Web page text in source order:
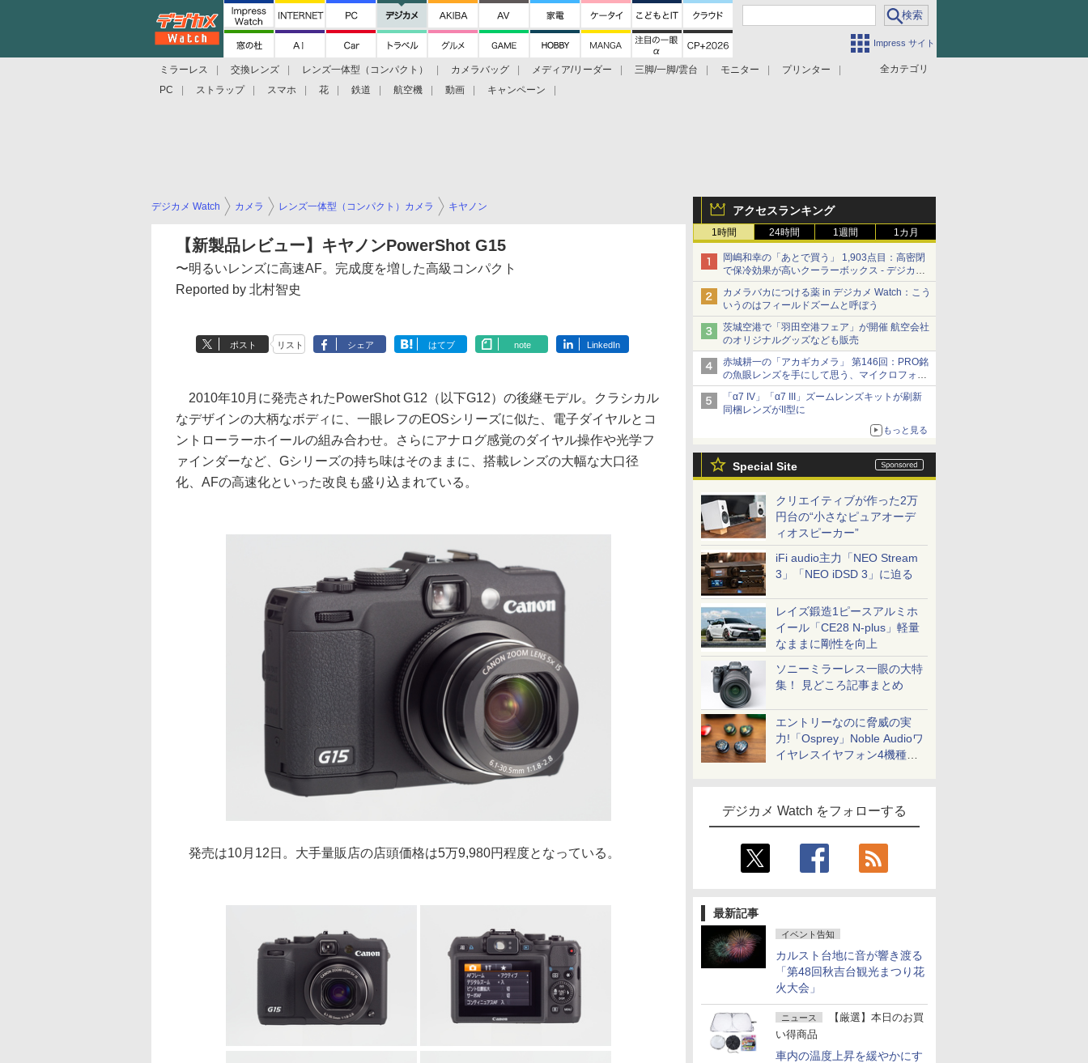
Impress サイト
全カテゴリ
ミラーレス 交換レンズ レンズ一体型（コンパクト） カメラバッグ メディア/リーダー 三脚/一脚/雲台 モニター
プリンター
PC
ストラップ スマホ 花 鉄道 航空機 動画 キャンペーン
アクセスランキング
1時間 24時間 1週間 1カ月
岡嶋和幸の「あとで買う」 1,903点目：高密閉
で保冷効果が高いクーラーボックス - デジカメ
Watch
カメラバカにつける薬 in デジカメ Watch：こう
いうのはフィールドズームと呼ぼう
茨城空港で「羽田空港フェア」が開催 航空会社
のオリジナルグッズなども販売
赤城耕一の「アカギカメラ」 第146回：PRO銘
の魚眼レンズを手にして思う、マイクロフォー
サーズへの期待と可能性
「α7 IV」「α7 III」ズームレンズキットが刷新
同梱レンズがII型に
もっと見る
Special Site
クリエイティブが作った2万
円台の“小さなピュアオーデ
ィオスピーカー”
iFi audio主力「NEO Stream
3」「NEO iDSD 3」に迫る
レイズ鍛造1ピースアルミホ
イール「CE28 N-plus」軽量
なままに剛性を向上
ソニーミラーレス一眼の大特
集！ 見どころ記事まとめ
エントリーなのに脅威の実
力!「Osprey」Noble Audioワ
イヤレスイヤフォン4機種を
デジカメ Watch をフォローする
最新記事
イベント告知
カルスト台地に音が響き渡る
「第48回秋吉台観光まつり花
火大会」
ニュース
【厳選】本日のお買
い得商品
車内の温度上昇を緩やかにす
デジカメ Watch カメラ レンズ一体型（コンパクト）カメラ キヤノン
【新製品レビュー】キヤノンPowerShot G15
〜明るいレンズに高速AF。完成度を増した高級コンパクト
Reported by 北村智史
ポスト リスト シェア はてブ note LinkedIn
2010年10月に発売されたPowerShot G12（以下G12）の後継モデル。クラシカル
なデザインの大柄なボディに、一眼レフのEOSシリーズに似た、電子ダイヤルとコ
ントローラーホイールの組み合わせ。さらにアナログ感覚のダイヤル操作や光学フ
ァインダーなど、Gシリーズの持ち味はそのままに、搭載レンズの大幅な大口径
化、AFの高速化といった改良も盛り込まれている。
発売は10月12日。大手量販店の店頭価格は5万9,980円程度となっている。